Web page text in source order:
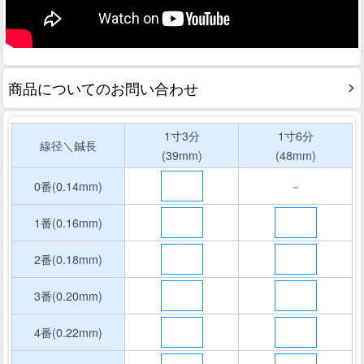
商品についてのお問い合わせ
線径＼鍼長
1寸3分
(39mm)
1寸6分
(48mm)
0番(0.14mm)
－
1番(0.16mm)
2番(0.18mm)
3番(0.20mm)
4番(0.22mm)